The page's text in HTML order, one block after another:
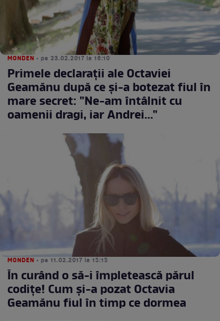
MONDEN • pe 23.02.2017 la 16:10
Primele declaraţii ale Octaviei
Geamănu după ce şi-a botezat fiul în
mare secret: "Ne-am întâlnit cu
oamenii dragi, iar Andrei..."
MONDEN • pe 11.02.2017 la 15:15
În curând o să-i împletească părul
codiţe! Cum şi-a pozat Octavia
Geamănu fiul în timp ce dormea